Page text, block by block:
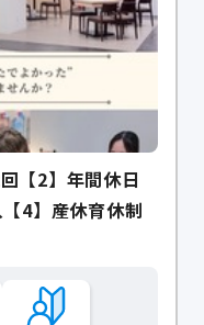
【2】年間休日
4】産休育休制